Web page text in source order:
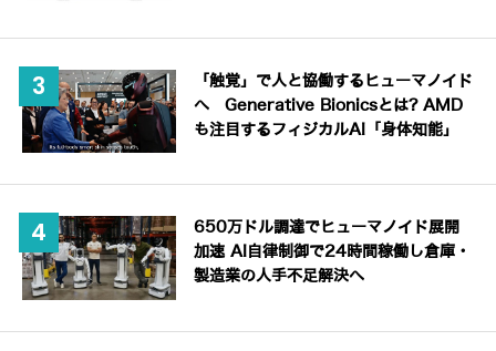
「触覚」で人と協働するヒューマノイド
へ Generative Bionicsとは? AMD
も注目するフィジカルAI「身体知能」
650万ドル調達でヒューマノイド展開
加速 AI自律制御で24時間稼働し倉庫・
製造業の人手不足解決へ